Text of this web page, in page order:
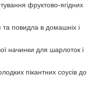
фруктово-ягідних
повидла в домашніх і
начинки для шарлоток і
пікантних соусів до